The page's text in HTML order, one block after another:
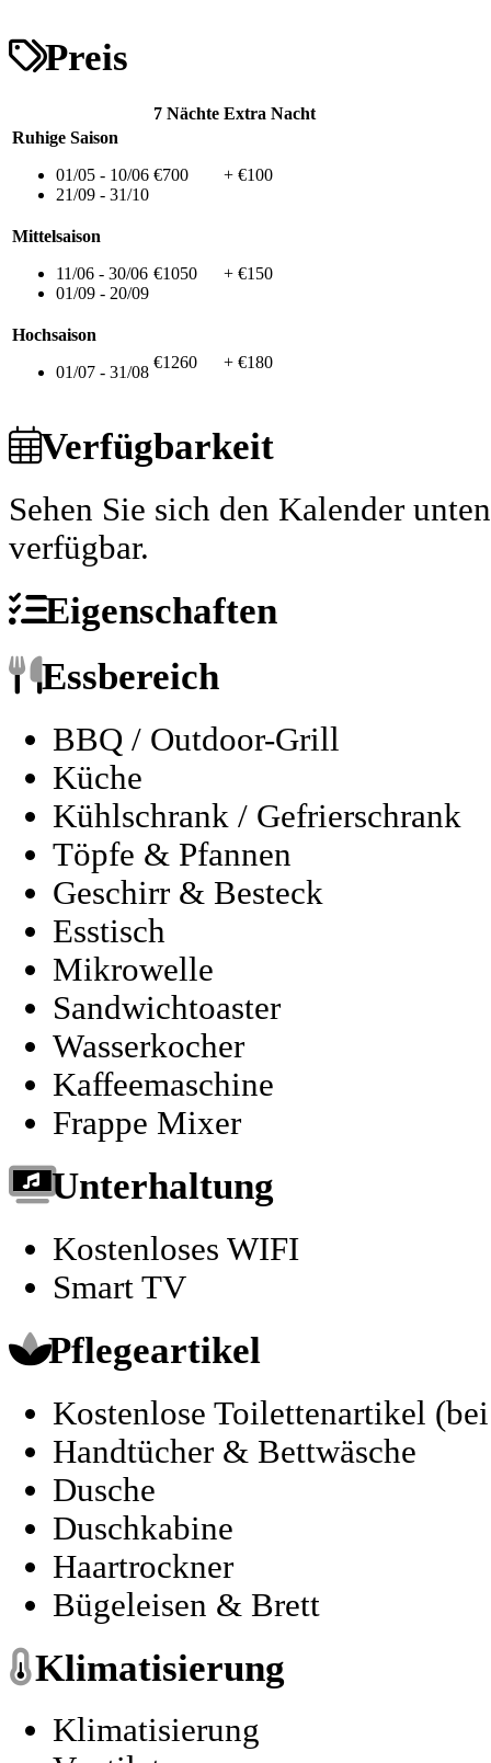
Preis
7 Nächte Extra Nacht
Ruhige Saison
01/05 - 10/06
21/09 - 31/10
€700 + €100
Mittelsaison
11/06 - 30/06
01/09 - 20/09
€1050 + €150
Hochsaison
01/07 - 31/08
€1260 + €180
Verfügbarkeit
Sehen Sie sich den Kalender
verfügbar.
Eigenschaften
Essbereich
BBQ / Outdoor-Grill
Küche
Kühlschrank / Gefrierschrank
Töpfe & Pfannen
Geschirr & Besteck
Esstisch
Mikrowelle
Sandwichtoaster
Wasserkocher
Kaffeemaschine
Frappe Mixer
Unterhaltung
Kostenloses WIFI
Smart TV
Pflegeartikel
Kostenlose Toilettenartikel
Handtücher & Bettwäsche
Dusche
Duschkabine
Haartrockner
Bügeleisen & Brett
Klimatisierung
Klimatisierung